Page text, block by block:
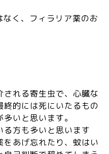
く、フィラリア薬のお
れる寄生虫で、心臓な
的には死にいたるもの
いと思います。
方も多いと思います
あげ忘れたり、蚊はい